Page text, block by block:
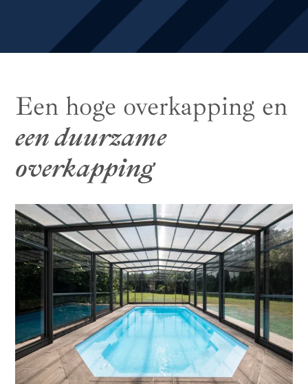
Een hoge overkapping en
een duurzame
overkapping